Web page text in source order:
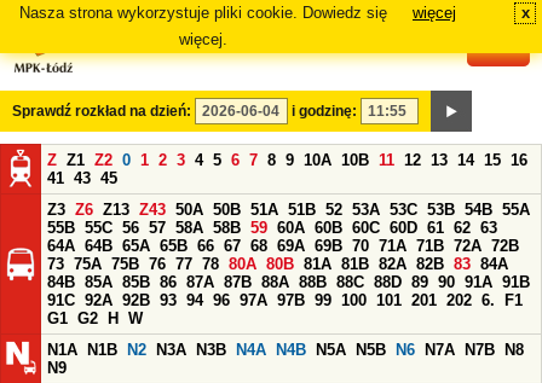
Nasza strona wykorzystuje pliki cookie. Dowiedz się
więcej.
więcej x
Sprawdź rozkład na dzień: i godzinę:
Z Z1 Z2 0 1 2 3 4 5 6 7 8 9 10A 10B 11 12 13 14 15 16
41 43 45
Z3 Z6 Z13 Z43 50A 50B 51A 51B 52 53A 53C 53B 54B 55A
55B 55C 56 57 58A 58B 59 60A 60B 60C 60D 61 62 63
64A 64B 65A 65B 66 67 68 69A 69B 70 71A 71B 72A 72B
73 75A 75B 76 77 78 80A 80B 81A 81B 82A 82B 83 84A
84B 85A 85B 86 87A 87B 88A 88B 88C 88D 89 90 91A 91B
91C 92A 92B 93 94 96 97A 97B 99 100 101 201 202 6.
F1
G1 G2 H
W
N1A
N1B N2 N3A N3B N4A N4B N5A N5B N6 N7A N7B
N8
N9